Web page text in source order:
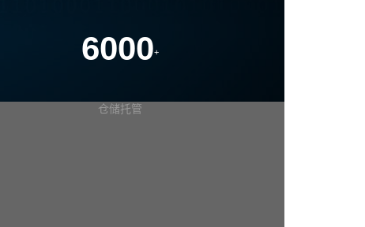
6000+
仓储托管